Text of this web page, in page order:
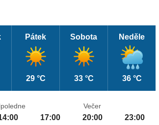
Pátek
29 °C
Sobota
33 °C
Neděle
36 °C
17:00
Večer
20:00 23:00